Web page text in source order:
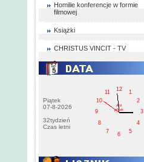
Homilie konferencje w formie
filmowej
Książki
CHRISTUS VINCIT - TV
Piątek
07-8-2026
32tydzień
Czas letni
1
2
3
4
5
6
7
8
9
10
11
12
AM
pištek